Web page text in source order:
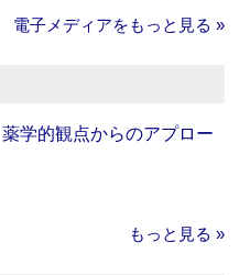
電子メディアをもっと見る »
学的観点からのアプロー
もっと見る »